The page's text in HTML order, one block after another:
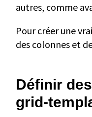
autres, comme
Pour créer une
des colonnes et
Définir
grid-